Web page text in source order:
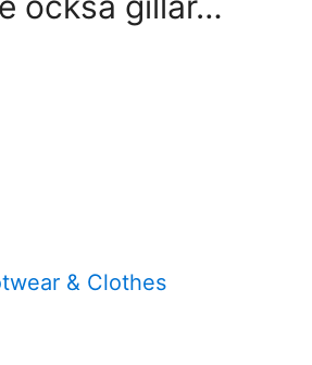
& Clothes